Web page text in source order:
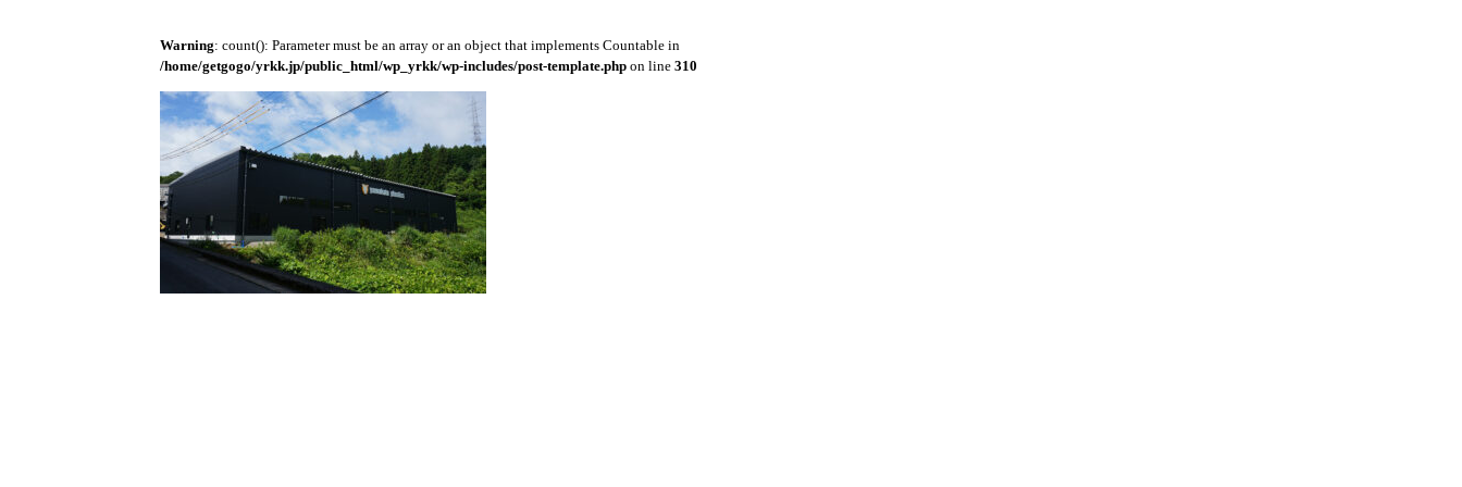
Warning: count(): Parameter must be an array or an object that implements Countable in
/home/getgogo/yrkk.jp/public_html/wp_yrkk/wp-includes/post-template.php on line 310